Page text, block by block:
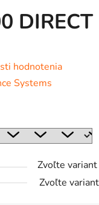
hodnotenia
Systems
Zvoľte variant
Zvoľte variant